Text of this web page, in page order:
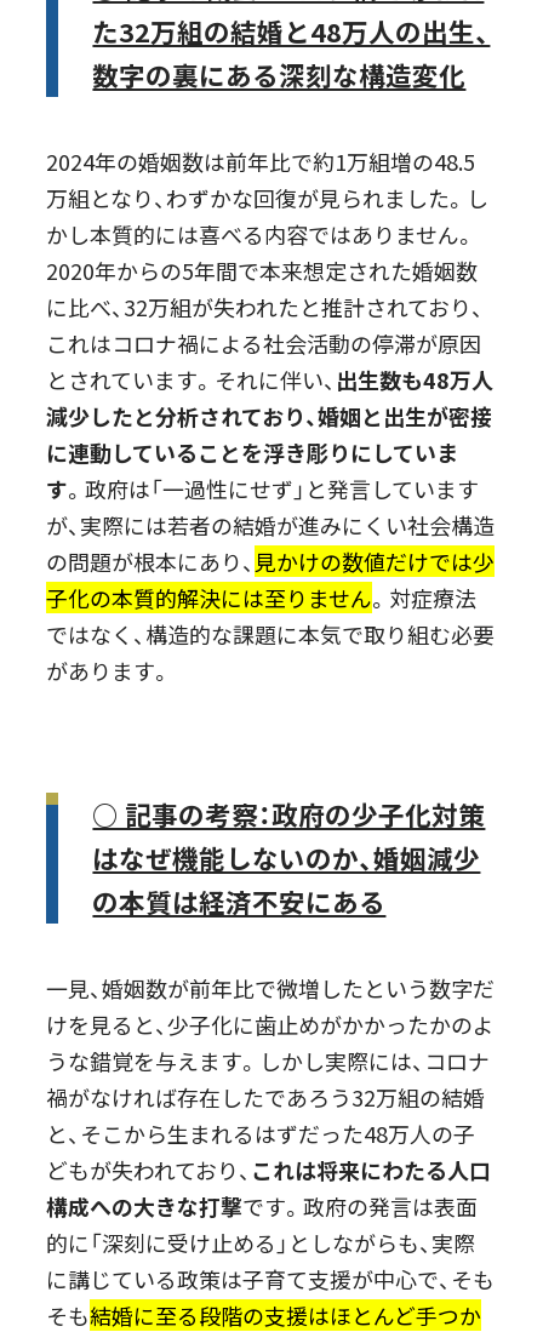
た32万組の結婚と48万人の出生、
数字の裏にある深刻な構造変化
2024年の婚姻数は前年比で約1万組増の48.5
万組となり、わずかな回復が見られました。し
かし本質的には喜べる内容ではありません。
2020年からの5年間で本来想定された婚姻数
に比べ、32万組が失われたと推計されており、
これはコロナ禍による社会活動の停滞が原因
とされています。それに伴い、 出生数も48万人
減少したと分析されており、婚姻と出生が密接
に連動していることを浮き彫りにしていま
す。政府は「一過性にせず」と発言しています
が、実際には若者の結婚が進みにくい社会構造
の問題が根本にあり、 見かけの数値だけでは少
子化の本質的解決には至りません。対症療法
ではなく、構造的な課題に本気で取り組む必要
があります。
○ 記事の考察：政府の少子化対策
はなぜ機能しないのか、婚姻減少
の本質は経済不安にある
一見、婚姻数が前年比で微増したという数字だ
けを見ると、少子化に歯止めがかかったかのよ
うな錯覚を与えます。しかし実際には、コロナ
禍がなければ存在したであろう32万組の結婚
と、そこから生まれるはずだった48万人の子
どもが失われており、 これは将来にわたる人口
構成への大きな打撃です。政府の発言は表面
的に「深刻に受け止める」としながらも、実際
に講じている政策は子育て支援が中心で、そも
そも結婚に至る段階の支援はほとんど手つか